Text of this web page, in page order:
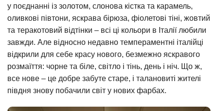
у поєднанні із золотом, слонова кістка та карамель,
оливкові півтони, яскрава бірюза, фіолетові тіні, жовтий
та теракотовий відтінки – всі ці кольори в Італії любили
завжди. Але відносно недавно темпераментні італійці
відкрили для себе красу нового, безмежно яскравого
розмаїття: чорне та біле, світло і тінь, день і ніч. Що ж,
все нове – це добре забуте старе, і талановиті жителі
півдня знову побачили світ у нових фарбах.